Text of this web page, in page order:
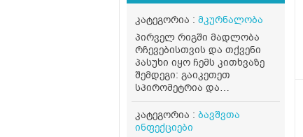
კატეგორია : მკურნალობა
პირველ რიგში მადლობა
რჩევებისთვის და თქვენი
პასუხი იყო ჩემს კითხვაზე
შემდეგი: გაიკეთეთ
სპირომეტრია და
ალერგოლოგიური ტესტი
(განსაზღვრავს ასთმის
ტიპს). ინჰალატორები
კატეგორია : ბავშვთა
ინფექციები